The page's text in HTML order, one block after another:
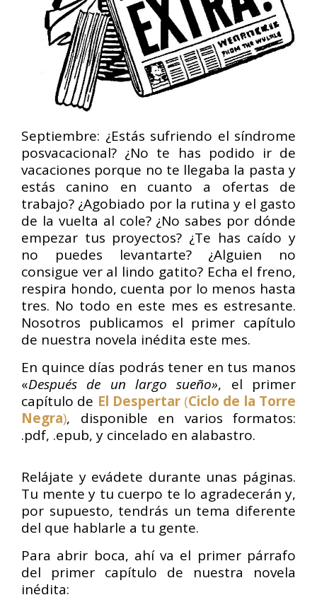
Septiembre: ¿Estás sufriendo el síndrome
posvacacional? ¿No te has podido ir de
vacaciones porque no te llegaba la pasta y
estás canino en cuanto a ofertas de
trabajo? ¿Agobiado por la rutina y el gasto
de la vuelta al cole? ¿No sabes por dónde
empezar tus proyectos? ¿Te has caído y
no puedes levantarte? ¿Alguien no
consigue ver al lindo gatito? Echa el freno,
respira hondo, cuenta por lo menos hasta
tres. No todo en este mes es estresante.
Nosotros publicamos el primer capítulo
de nuestra novela inédita este mes.
En quince días podrás tener en tus manos
«Después de un largo sueño», el primer
capítulo de El Despertar(Ciclo de la Torre
Negra), disponible en varios formatos:
.pdf, .epub, y cincelado en alabastro.
Relájate y evádete durante unas páginas.
Tu mente y tu cuerpo te lo agradecerán y,
por supuesto, tendrás un tema diferente
del que hablarle a tu gente.
Para abrir boca, ahí va el primer párrafo
del primer capítulo de nuestra novela
inédita: